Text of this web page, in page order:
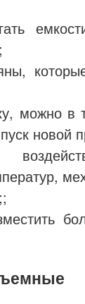
можно в
новой